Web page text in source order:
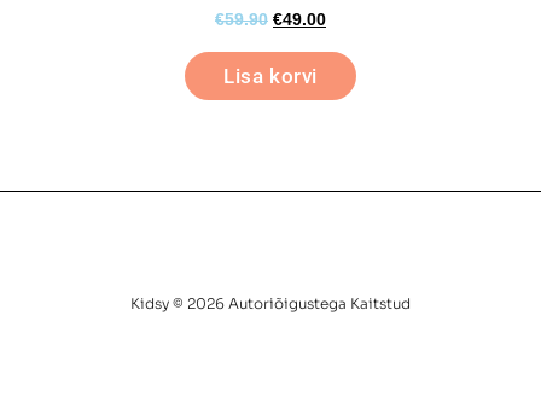
€59.90 €49.00
Lisa korvi
Kidsy © 2026 Autoriõigustega Kaitstud